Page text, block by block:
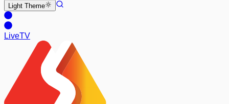
Light Theme
LiveTV